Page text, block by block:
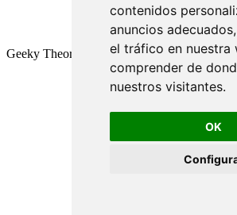
contenidos
anuncios
el tráfico en nuestra
comprender de
nuestros visitantes.
OK
Geeky Theory © 2026